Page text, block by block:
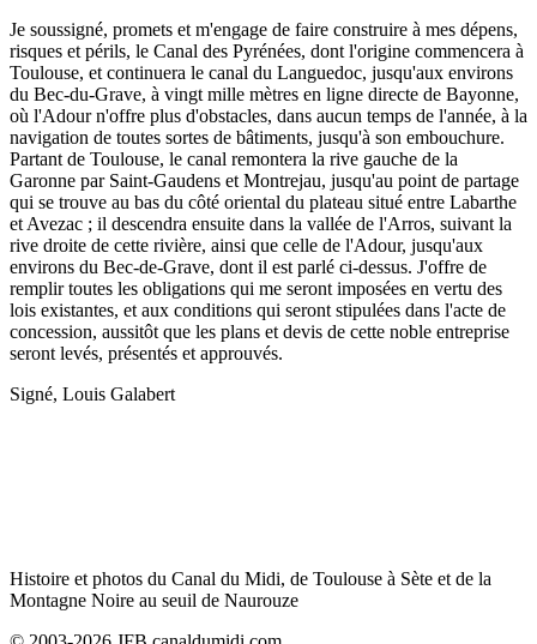
Je soussigné, promets et m'engage de faire construire à mes dépens,
risques et périls, le Canal des Pyrénées, dont l'origine commencera à
Toulouse, et continuera le canal du Languedoc, jusqu'aux environs
du Bec-du-Grave, à vingt mille mètres en ligne directe de Bayonne,
où l'Adour n'offre plus d'obstacles, dans aucun temps de l'année, à la
navigation de toutes sortes de bâtiments, jusqu'à son embouchure.
Partant de Toulouse, le canal remontera la rive gauche de la
Garonne par Saint-Gaudens et Montrejau, jusqu'au point de partage
qui se trouve au bas du côté oriental du plateau situé entre Labarthe
et Avezac ; il descendra ensuite dans la vallée de l'Arros, suivant la
rive droite de cette rivière, ainsi que celle de l'Adour, jusqu'aux
environs du Bec-de-Grave, dont il est parlé ci-dessus. J'offre de
remplir toutes les obligations qui me seront imposées en vertu des
lois existantes, et aux conditions qui seront stipulées dans l'acte de
concession, aussitôt que les plans et devis de cette noble entreprise
seront levés, présentés et approuvés.
Signé, Louis Galabert
Histoire et photos du Canal du Midi, de Toulouse à Sète et de la
Montagne Noire au seuil de Naurouze